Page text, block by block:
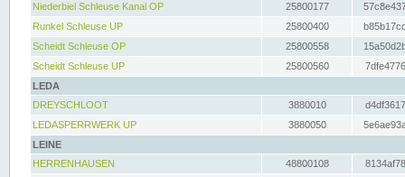
Niederbiel Schleuse Kanal OP
25800177
Runkel Schleuse UP
25800400
Scheidt Schleuse OP
25800558
Scheidt Schleuse UP
25800560
LEDA
DREYSCHLOOT
3880010
LEDASPERRWERK UP
3880050
LEINE
HERRENHAUSEN
48800108